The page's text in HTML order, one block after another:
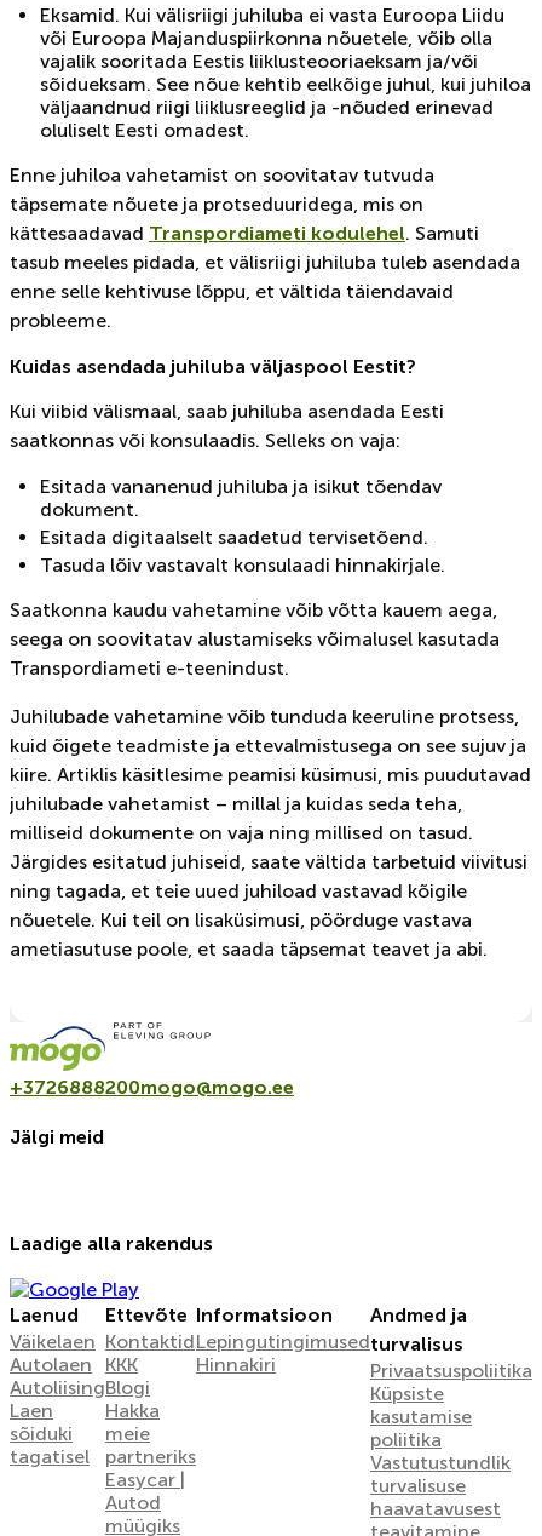
Eksamid. Kui välisriigi juhiluba ei vasta Euroopa Liidu
või Euroopa Majanduspiirkonna nõuetele, võib olla
vajalik sooritada Eestis liiklusteooriaeksam ja/või
sõidueksam. See nõue kehtib eelkõige juhul, kui juhiloa
väljaandnud riigi liiklusreeglid ja -nõuded erinevad
oluliselt Eesti omadest.
Enne juhiloa vahetamist on soovitatav tutvuda
täpsemate nõuete ja protseduuridega, mis on
kättesaadavad Transpordiameti kodulehel. Samuti
tasub meeles pidada, et välisriigi juhiluba tuleb asendada
enne selle kehtivuse lõppu, et vältida täiendavaid
probleeme.
Kuidas asendada juhiluba väljaspool Eestit?
Kui viibid välismaal, saab juhiluba asendada Eesti
saatkonnas või konsulaadis. Selleks on vaja:
Esitada vananenud juhiluba ja isikut tõendav
dokument.
Esitada digitaalselt saadetud tervisetõend.
Tasuda lõiv vastavalt konsulaadi hinnakirjale.
Saatkonna kaudu vahetamine võib võtta kauem aega,
seega on soovitatav alustamiseks võimalusel kasutada
Transpordiameti e-teenindust.
Juhilubade vahetamine võib tunduda keeruline protsess,
kuid õigete teadmiste ja ettevalmistusega on see sujuv ja
kiire. Artiklis käsitlesime peamisi küsimusi, mis puudutavad
juhilubade vahetamist – millal ja kuidas seda teha,
milliseid dokumente on vaja ning millised on tasud.
Järgides esitatud juhiseid, saate vältida tarbetuid viivitusi
ning tagada, et teie uued juhiload vastavad kõigile
nõuetele. Kui teil on lisaküsimusi, pöörduge vastava
ametiasutuse poole, et saada täpsemat teavet ja abi.
+3726888200mogo@mogo.ee
Jälgi meid
Laadige alla rakendus
Laenud
Väikelaen
Autolaen
Autoliising
Laen
sõiduki
tagatisel
Ettevõte
Kontaktid
KKK
Blogi
Hakka
meie
partneriks
Easycar |
Autod
müügiks
Informatsioon
Lepingutingimused
Hinnakiri
Andmed ja
turvalisus
Privaatsuspoliitika
Küpsiste
kasutamise
poliitika
Vastutustundlik
turvalisuse
haavatavusest